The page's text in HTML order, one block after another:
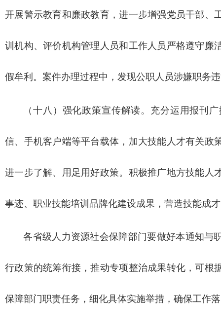
开展警示教育和廉政教育，进一步增强党员干部、
训机构、评价机构管理人员和工作人员严格遵守廉
假牟利。案件办理过程中，发现公职人员涉嫌职务
（十八）强化政策宣传解读。充分运用报刊
信、手机客户端等平台载体，加大技能人才有关政
进一步了解、用足用好政策。积极推广地方技能人
事迹、职业技能培训品牌化建设成果，营造技能成
各省级人力资源社会保障部门要做好本通知与
行政策的统筹衔接，推动专项整治成果转化，可根
保障部门职责任务，细化具体实施举措，确保工作